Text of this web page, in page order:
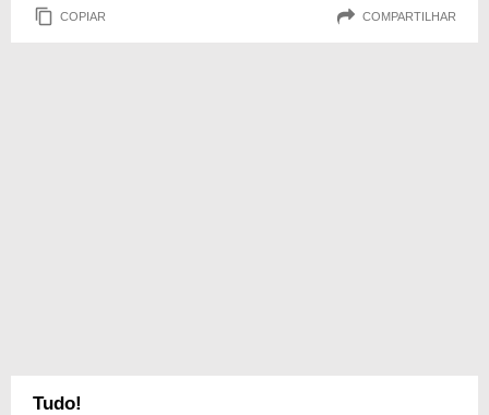
COPIAR COMPARTILHAR
Tudo!